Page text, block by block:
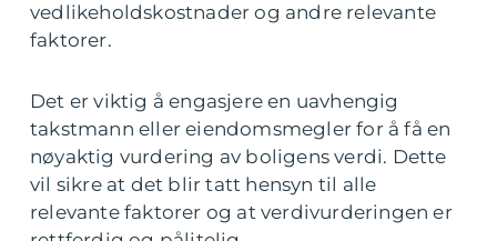
vedlikeholdskostnader og andre relevante
faktorer.
Det er viktig å engasjere en uavhengig
takstmann eller eiendomsmegler for å få en
nøyaktig vurdering av boligens verdi. Dette
vil sikre at det blir tatt hensyn til alle
relevante faktorer og at verdivurderingen er